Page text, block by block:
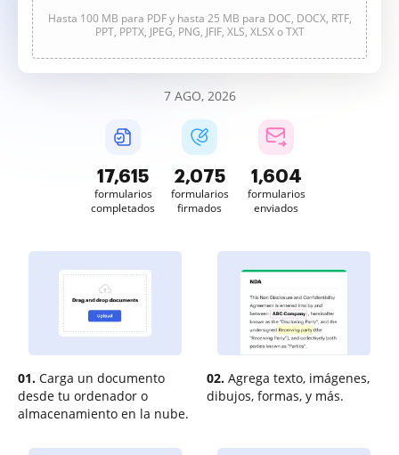
Hasta 100 MB para PDF y hasta 25 MB para DOC, DOCX, RTF,
PPT, PPTX, JPEG, PNG, JFIF, XLS, XLSX o TXT
7 AGO, 2026
17,615
formularios
completados
2,075
formularios
firmados
1,604
formularios
enviados
01. Carga un documento
desde tu ordenador o
almacenamiento en la nube.
02. Agrega texto, imágenes,
dibujos, formas, y más.